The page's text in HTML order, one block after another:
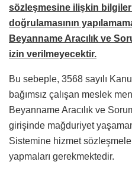
sözleşmesine ilişkin
doğrulamasının
Beyanname Aracılık ve
izin verilmeyecektir.
Bu sebeple, 3568 sayılı
bağımsız çalışan meslek
Beyanname Aracılık ve
girişinde mağduriyet
Sistemine hizmet
yapmaları gerekmektedir.